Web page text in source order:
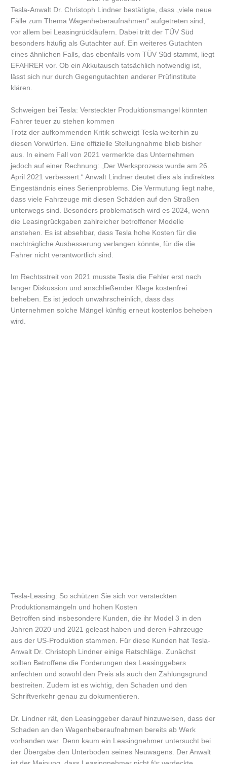
Tesla-Anwalt Dr. Christoph Lindner bestätigte, dass „viele neue
Fälle zum Thema Wagenheberaufnahmen“ aufgetreten sind,
vor allem bei Leasingrückläufern. Dabei tritt der TÜV Süd
besonders häufig als Gutachter auf. Ein weiteres Gutachten
eines ähnlichen Falls, das ebenfalls vom TÜV Süd stammt, liegt
EFAHRER vor. Ob ein Akkutausch tatsächlich notwendig ist,
lässt sich nur durch Gegengutachten anderer Prüfinstitute
klären.
Schweigen bei Tesla: Versteckter Produktionsmangel könnten
Fahrer teuer zu stehen kommen
Trotz der aufkommenden Kritik schweigt Tesla weiterhin zu
diesen Vorwürfen. Eine offizielle Stellungnahme blieb bisher
aus. In einem Fall von 2021 vermerkte das Unternehmen
jedoch auf einer Rechnung: „Der Werksprozess wurde am 26.
April 2021 verbessert.“ Anwalt Lindner deutet dies als indirektes
Eingeständnis eines Serienproblems. Die Vermutung liegt nahe,
dass viele Fahrzeuge mit diesen Schäden auf den Straßen
unterwegs sind. Besonders problematisch wird es 2024, wenn
die Leasingrückgaben zahlreicher betroffener Modelle
anstehen. Es ist absehbar, dass Tesla hohe Kosten für die
nachträgliche Ausbesserung verlangen könnte, für die die
Fahrer nicht verantwortlich sind.
Im Rechtsstreit von 2021 musste Tesla die Fehler erst nach
langer Diskussion und anschließender Klage kostenfrei
beheben. Es ist jedoch unwahrscheinlich, dass das
Unternehmen solche Mängel künftig erneut kostenlos beheben
wird.
Tesla-Leasing: So schützen Sie sich vor versteckten
Produktionsmängeln und hohen Kosten
Betroffen sind insbesondere Kunden, die ihr Model 3 in den
Jahren 2020 und 2021 geleast haben und deren Fahrzeuge
aus der US-Produktion stammen. Für diese Kunden hat Tesla-
Anwalt Dr. Christoph Lindner einige Ratschläge. Zunächst
sollten Betroffene die Forderungen des Leasinggebers
anfechten und sowohl den Preis als auch den Zahlungsgrund
bestreiten. Zudem ist es wichtig, den Schaden und den
Schriftverkehr genau zu dokumentieren.
Dr. Lindner rät, den Leasinggeber darauf hinzuweisen, dass der
Schaden an den Wagenheberaufnahmen bereits ab Werk
vorhanden war. Denn kaum ein Leasingnehmer untersucht bei
der Übergabe den Unterboden seines Neuwagens. Der Anwalt